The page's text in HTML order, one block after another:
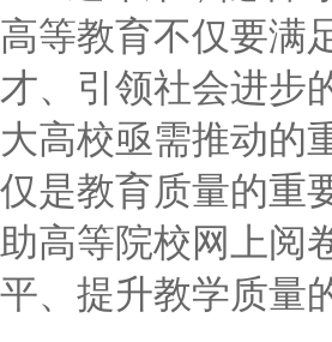
高等教育不仅要满
才、引领社会进步
大高校亟需推动的
仅是教育质量的重
助高等院校网上阅
平、提升教学质量